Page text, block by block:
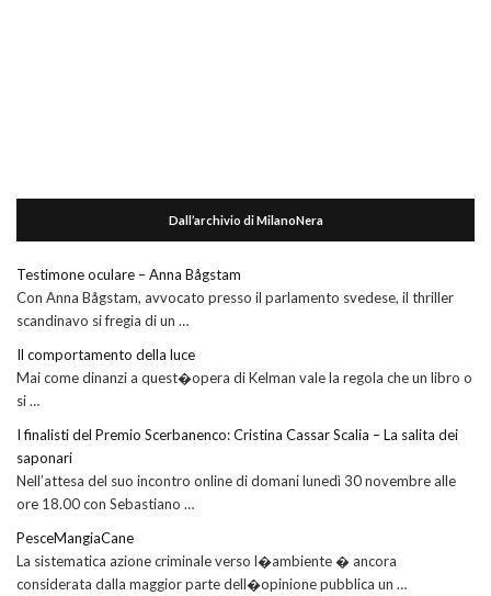
Dall’archivio di MilanoNera
Testimone oculare – Anna Bågstam
Con Anna Bågstam, avvocato presso il parlamento svedese, il thriller
scandinavo si fregia di un …
Il comportamento della luce
Mai come dinanzi a quest�opera di Kelman vale la regola che un libro o
si …
I finalisti del Premio Scerbanenco: Cristina Cassar Scalia – La salita dei
saponari
Nell’attesa del suo incontro online di domani lunedì 30 novembre alle
ore 18.00 con Sebastiano …
PesceMangiaCane
La sistematica azione criminale verso l�ambiente � ancora
considerata dalla maggior parte dell�opinione pubblica un …